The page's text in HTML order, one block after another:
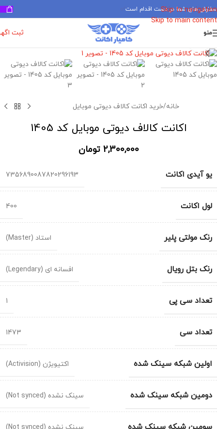
Skip to navigation
Skip to main content
سفارش های شما در دست اقدام است
منو ثبت
برای بزرگنمایی کلیک کنید
خانه/خرید اکانت کالاف دیوتی موبایل
اکانت کالاف دیوتی موبایل کد 1405
2,300,000 تومان
یو آیدی اکانت 7356890087820296193
لول اکانت 400
رنک مولتی پلیر استاد (Master)
رنک بتل رویال افسانه ای (Legendary)
تعداد سی پی 1
تعداد سی 1473
اولین شبکه سینک شده اکتیویژن (Activision)
دومین شبکه سینک شده سینک نشده (Not synced)